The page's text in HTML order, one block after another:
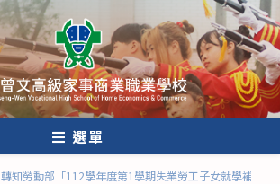
選單
轉知勞動部「112學年度第1學期失業勞工子女就學補助